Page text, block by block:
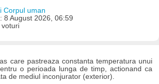
Corpul uman
8 August 2026, 06:59
voturi
care pastreaza constanta temperatura unui
o perioada lunga de timp, actionand ca
de mediul inconjurator (exterior).